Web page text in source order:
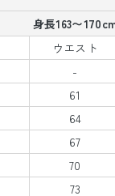
身長163〜
ウエスト
-
61
64
67
70
73